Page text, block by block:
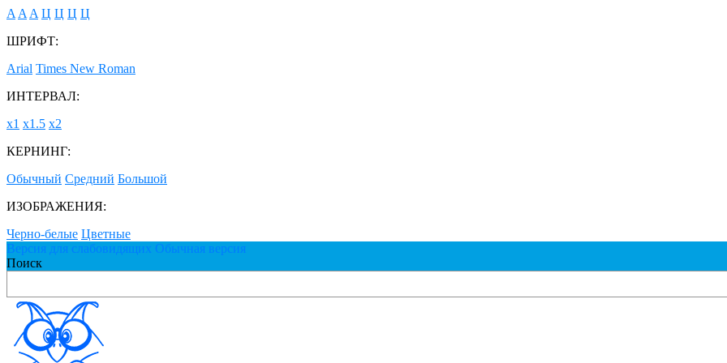
A A A Ц Ц Ц Ц
ШРИФТ:
Arial Times New Roman
ИНТЕРВАЛ:
х1 х1.5 х2
КЕРНИНГ:
Обычный Средний Большой
ИЗОБРАЖЕНИЯ:
Черно-белые Цветные
Версия для слабовидящих Обычная версия
Поиск